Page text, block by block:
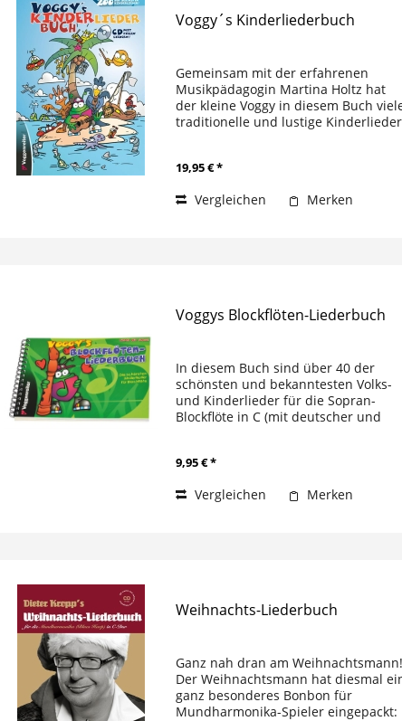
Voggy´s Kinderliederbuch
Gemeinsam mit der erfahrenen
Musikpädagogin Martina Holtz hat
der kleine Voggy in diesem Buch
traditionelle und lustige Kinderlieder
deutschen Kinderlieder. Bei allen...
19,95 € *
Vergleichen Merken
Voggys Blockflöten-Liederbuch
In diesem Buch sind über 40 der
schönsten und bekanntesten Volks-
und Kinderlieder für die Sopran-
Blockflöte in C (mit deutscher und
wurden für das frühe Blockflötenspiel
9,95 € *
Vergleichen Merken
Weihnachts-Liederbuch
Ganz nah dran am Weihnachtsmann!
Der Weihnachtsmann hat diesmal
ganz besonderes Bonbon für
Mundharmonika-Spieler eingepackt: